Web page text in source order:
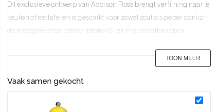
Dit exclusieve ontwerp van Addison Ross brengt verfijning naar je
keuken of eettafel en is geschikt voor zowel zout als peper dankzij
de meegeleverde roestvrijstalen S- en P-schroefknoppen.
Stel jouw eigen unieke set samen
Doordat je zelf je eigen combinatie kan maken kun je eindeloos
combineren. Kies de kleurencombinatie die jij leuk vindt. Of
TOON MEER
Vaak samen gekocht